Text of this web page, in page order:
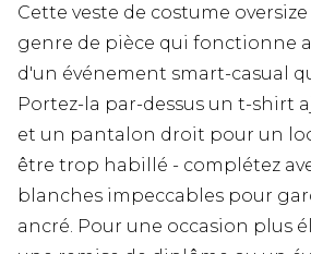
Cette veste de costume
genre de pièce qui fonctionne
d'un événement smart-casual
Portez-la par-dessus un t-shirt
et un pantalon droit pour un
être trop habillé - complétez
blanches impeccables pour
ancré. Pour une occasion plus